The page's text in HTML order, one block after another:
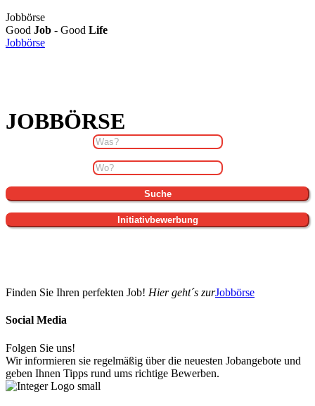
Jobbörse
Good Job - Good Life
Jobbörse
JOBBÖRSE
Finden Sie Ihren perfekten Job! Hier geht´s zurJobbörse
Social Media
Folgen Sie uns!
Wir informieren sie regelmäßig über die neuesten Jobangebote und
geben Ihnen Tipps rund ums richtige Bewerben.